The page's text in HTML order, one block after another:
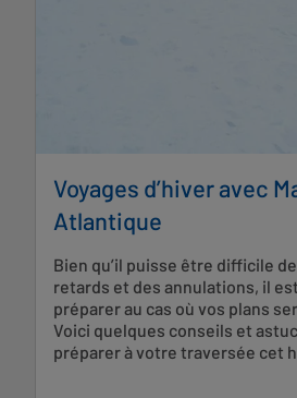
Voyages d’hiver avec
Atlantique
Bien qu’il puisse être difficile
retards et des annulations, il
préparer au cas où vos plans
Voici quelques conseils et
préparer à votre traversée cet